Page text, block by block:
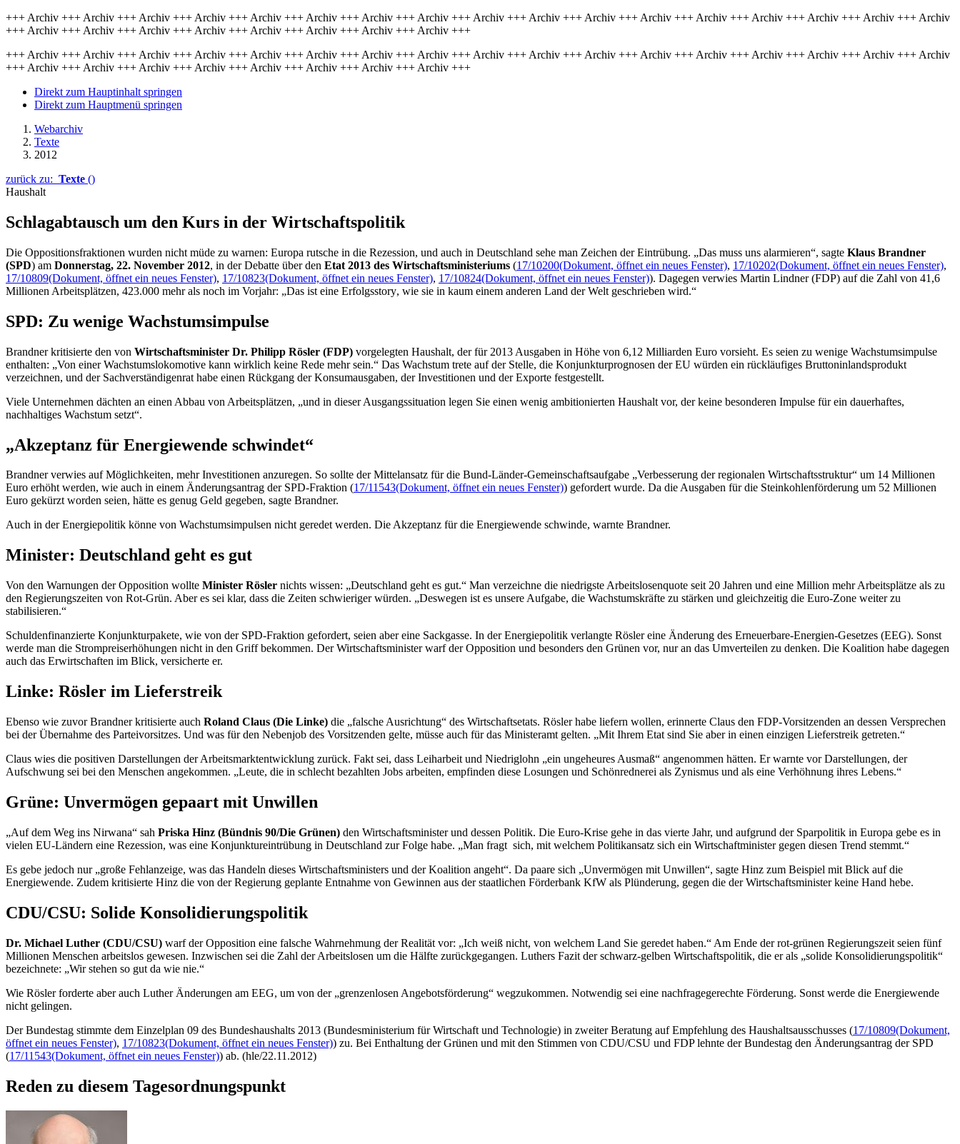
+++ Archiv +++ Archiv +++ Archiv +++ Archiv +++ Archiv +++ Archiv +++ Archiv +++ Archiv +++ Archiv +++ Archiv +++ Archiv +++ Archiv +++ Archiv +++ Archiv +++ Archiv +++ Archiv +++ Archiv
+++ Archiv +++ Archiv +++ Archiv +++ Archiv +++ Archiv +++ Archiv +++ Archiv +++ Archiv +++
+++ Archiv +++ Archiv +++ Archiv +++ Archiv +++ Archiv +++ Archiv +++ Archiv +++ Archiv +++ Archiv +++ Archiv +++ Archiv +++ Archiv +++ Archiv +++ Archiv +++ Archiv +++ Archiv +++ Archiv
+++ Archiv +++ Archiv +++ Archiv +++ Archiv +++ Archiv +++ Archiv +++ Archiv +++ Archiv +++
Direkt zum Hauptinhalt springen
Direkt zum Hauptmenü springen
Webarchiv
Texte
2012
zurück zu: Texte ()
Haushalt
Schlagabtausch um den Kurs in der Wirtschaftspolitik
Die Oppositionsfraktionen wurden nicht müde zu warnen: Europa rutsche in die Rezession, und auch in Deutschland sehe man Zeichen der Eintrübung. „Das muss uns alarmieren“, sagte Klaus Brandner
(SPD) am Donnerstag, 22. November 2012, in der Debatte über den Etat 2013 des Wirtschaftsministeriums (17/10200(Dokument, öffnet ein neues Fenster), 17/10202(Dokument, öffnet ein neues Fenster),
17/10809(Dokument, öffnet ein neues Fenster), 17/10823(Dokument, öffnet ein neues Fenster), 17/10824(Dokument, öffnet ein neues Fenster)). Dagegen verwies Martin Lindner (FDP) auf die Zahl von 41,6
Millionen Arbeitsplätzen, 423.000 mehr als noch im Vorjahr: „Das ist eine Erfolgsstory, wie sie in kaum einem anderen Land der Welt geschrieben wird.“
SPD: Zu wenige Wachstumsimpulse
Brandner kritisierte den von Wirtschaftsminister Dr. Philipp Rösler (FDP) vorgelegten Haushalt, der für 2013 Ausgaben in Höhe von 6,12 Milliarden Euro vorsieht. Es seien zu wenige Wachstumsimpulse
enthalten: „Von einer Wachstumslokomotive kann wirklich keine Rede mehr sein.“ Das Wachstum trete auf der Stelle, die Konjunkturprognosen der EU würden ein rückläufiges Bruttoninlandsprodukt
verzeichnen, und der Sachverständigenrat habe einen Rückgang der Konsumausgaben, der Investitionen und der Exporte festgestellt.
Viele Unternehmen dächten an einen Abbau von Arbeitsplätzen, „und in dieser Ausgangssituation legen Sie einen wenig ambitionierten Haushalt vor, der keine besonderen Impulse für ein dauerhaftes,
nachhaltiges Wachstum setzt“.
„Akzeptanz für Energiewende schwindet“
Brandner verwies auf Möglichkeiten, mehr Investitionen anzuregen. So sollte der Mittelansatz für die Bund-Länder-Gemeinschaftsaufgabe „Verbesserung der regionalen Wirtschaftsstruktur“ um 14 Millionen
Euro erhöht werden, wie auch in einem Änderungsantrag der SPD-Fraktion (17/11543(Dokument, öffnet ein neues Fenster)) gefordert wurde. Da die Ausgaben für die Steinkohlenförderung um 52 Millionen
Euro gekürzt worden seien, hätte es genug Geld gegeben, sagte Brandner.
Auch in der Energiepolitik könne von Wachstumsimpulsen nicht geredet werden. Die Akzeptanz für die Energiewende schwinde, warnte Brandner.
Minister: Deutschland geht es gut
Von den Warnungen der Opposition wollte Minister Rösler nichts wissen: „Deutschland geht es gut.“ Man verzeichne die niedrigste Arbeitslosenquote seit 20 Jahren und eine Million mehr Arbeitsplätze als zu
den Regierungszeiten von Rot-Grün. Aber es sei klar, dass die Zeiten schwieriger würden. „Deswegen ist es unsere Aufgabe, die Wachstumskräfte zu stärken und gleichzeitig die Euro-Zone weiter zu
stabilisieren.“
Schuldenfinanzierte Konjunkturpakete, wie von der SPD-Fraktion gefordert, seien aber eine Sackgasse. In der Energiepolitik verlangte Rösler eine Änderung des Erneuerbare-Energien-Gesetzes (EEG). Sonst
werde man die Strompreiserhöhungen nicht in den Griff bekommen. Der Wirtschaftsminister warf der Opposition und besonders den Grünen vor, nur an das Umverteilen zu denken. Die Koalition habe dagegen
auch das Erwirtschaften im Blick, versicherte er.
Linke: Rösler im Lieferstreik
Ebenso wie zuvor Brandner kritisierte auch Roland Claus (Die Linke) die „falsche Ausrichtung“ des Wirtschaftsetats. Rösler habe liefern wollen, erinnerte Claus den FDP-Vorsitzenden an dessen Versprechen
bei der Übernahme des Parteivorsitzes. Und was für den Nebenjob des Vorsitzenden gelte, müsse auch für das Ministeramt gelten. „Mit Ihrem Etat sind Sie aber in einen einzigen Lieferstreik getreten.“
Claus wies die positiven Darstellungen der Arbeitsmarktentwicklung zurück. Fakt sei, dass Leiharbeit und Niedriglohn „ein ungeheures Ausmaß“ angenommen hätten. Er warnte vor Darstellungen, der
Aufschwung sei bei den Menschen angekommen. „Leute, die in schlecht bezahlten Jobs arbeiten, empfinden diese Losungen und Schönrednerei als Zynismus und als eine Verhöhnung ihres Lebens.“
Grüne: Unvermögen gepaart mit Unwillen
„Auf dem Weg ins Nirwana“ sah Priska Hinz (Bündnis 90/Die Grünen) den Wirtschaftsminister und dessen Politik. Die Euro-Krise gehe in das vierte Jahr, und aufgrund der Sparpolitik in Europa gebe es in
vielen EU-Ländern eine Rezession, was eine Konjunktureintrübung in Deutschland zur Folge habe. „Man fragt sich, mit welchem Politikansatz sich ein Wirtschaftminister gegen diesen Trend stemmt.“
Es gebe jedoch nur „große Fehlanzeige, was das Handeln dieses Wirtschaftsministers und der Koalition angeht“. Da paare sich „Unvermögen mit Unwillen“, sagte Hinz zum Beispiel mit Blick auf die
Energiewende. Zudem kritisierte Hinz die von der Regierung geplante Entnahme von Gewinnen aus der staatlichen Förderbank KfW als Plünderung, gegen die der Wirtschaftsminister keine Hand hebe.
CDU/CSU: Solide Konsolidierungspolitik
Dr. Michael Luther (CDU/CSU) warf der Opposition eine falsche Wahrnehmung der Realität vor: „Ich weiß nicht, von welchem Land Sie geredet haben.“ Am Ende der rot-grünen Regierungszeit seien fünf
Millionen Menschen arbeitslos gewesen. Inzwischen sei die Zahl der Arbeitslosen um die Hälfte zurückgegangen. Luthers Fazit der schwarz-gelben Wirtschaftspolitik, die er als „solide Konsolidierungspolitik“
bezeichnete: „Wir stehen so gut da wie nie.“
Wie Rösler forderte aber auch Luther Änderungen am EEG, um von der „grenzenlosen Angebotsförderung“ wegzukommen. Notwendig sei eine nachfragegerechte Förderung. Sonst werde die Energiewende
nicht gelingen.
Der Bundestag stimmte dem Einzelplan 09 des Bundeshaushalts 2013 (Bundesministerium für Wirtschaft und Technologie) in zweiter Beratung auf Empfehlung des Haushaltsausschusses (17/10809(Dokument,
öffnet ein neues Fenster), 17/10823(Dokument, öffnet ein neues Fenster)) zu. Bei Enthaltung der Grünen und mit den Stimmen von CDU/CSU und FDP lehnte der Bundestag den Änderungsantrag der SPD
(17/11543(Dokument, öffnet ein neues Fenster)) ab. (hle/22.11.2012)
Reden zu diesem Tagesordnungspunkt